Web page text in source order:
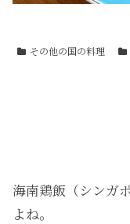
その他の国の料理
海南鶏飯（シンガ
よね。